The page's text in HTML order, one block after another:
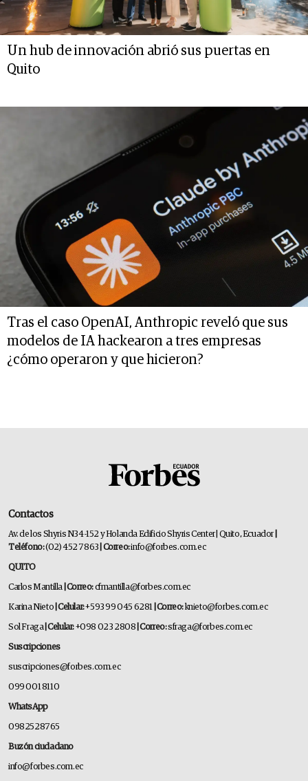
Un hub de innovación abrió sus puertas en
Quito
Tras el caso OpenAI, Anthropic reveló que sus
modelos de IA hackearon a tres empresas
¿cómo operaron y que hicieron?
Contactos
Av. de los Shyris N34-152 y Holanda Edificio Shyris Center | Quito, Ecuador
Teléfono:(02) 452 7863 | Correo:info@forbes.com.ec
QUITO
Carlos Mantilla | Correo:cfmantilla@forbes.com.ec
Karina Nieto | Celular:+593 99 045 6281 | Correo:knieto@forbes.com.ec
Sol Fraga| Celular:+098 023 2808 | Correo:sfraga@forbes.com.ec
Suscripciones
suscripciones@forbes.com.ec
099 001 8110
WhatsApp
0982528765
Buzón ciudadano
info@forbes.com.ec